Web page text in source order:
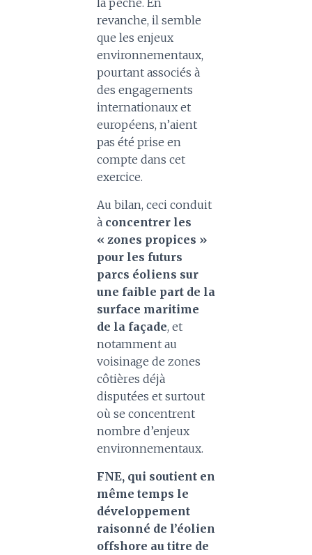
revanche, il semble
que les enjeux
environnementaux,
pourtant associés à
des engagements
internationaux et
européens, n’aient
pas été prise en
compte dans cet
exercice.
Au bilan, ceci conduit
à concentrer les
« zones propices »
pour les futurs
parcs éoliens sur
une faible part de la
surface maritime
de la façade, et
notamment au
voisinage de zones
côtières déjà
disputées et surtout
où se concentrent
nombre d’enjeux
environnementaux.
FNE, qui soutient en
même temps le
développement
raisonné de l’éolien
offshore au titre de